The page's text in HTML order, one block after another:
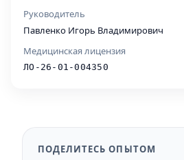
Руководитель
Павленко Игорь Владимирович
Медицинская лицензия
ЛО-26-01-004350
ПОДЕЛИТЕСЬ ОПЫТОМ